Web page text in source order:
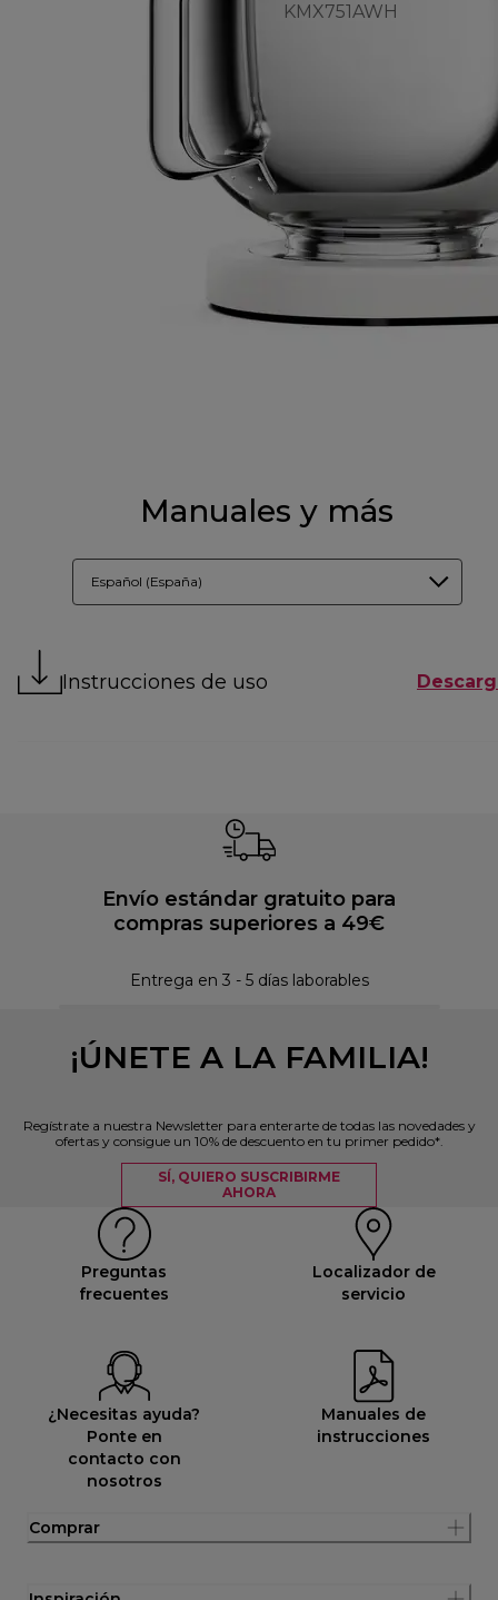
KMX751AWH
Manuales y más
Español (España)
Instrucciones de uso
Envío estándar gratuito para
compras superiores a 49€
Entrega en 3 - 5 días laborables
¡ÚNETE A LA FAMILIA!
Regístrate a nuestra Newsletter para enterarte de todas las novedades y
ofertas y consigue un 10% de descuento en tu primer pedido*.
SÍ, QUIERO SUSCRIBIRME
AHORA
Preguntas
frecuentes
Localizador de
servicio
¿Necesitas ayuda?
Ponte en
contacto con
nosotros
Manuales de
instrucciones
Comprar